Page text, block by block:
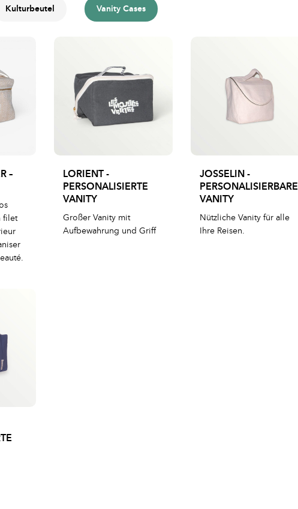
Kulturbeutel Vanity Cases
–
filet
LORIENT -
PERSONALISIERTE
VANITY
Großer Vanity mit
Aufbewahrung und Griff
JOSSELIN -
PERSONALISIERBARE
VANITY
Nützliche Vanity für alle
Ihre Reisen.